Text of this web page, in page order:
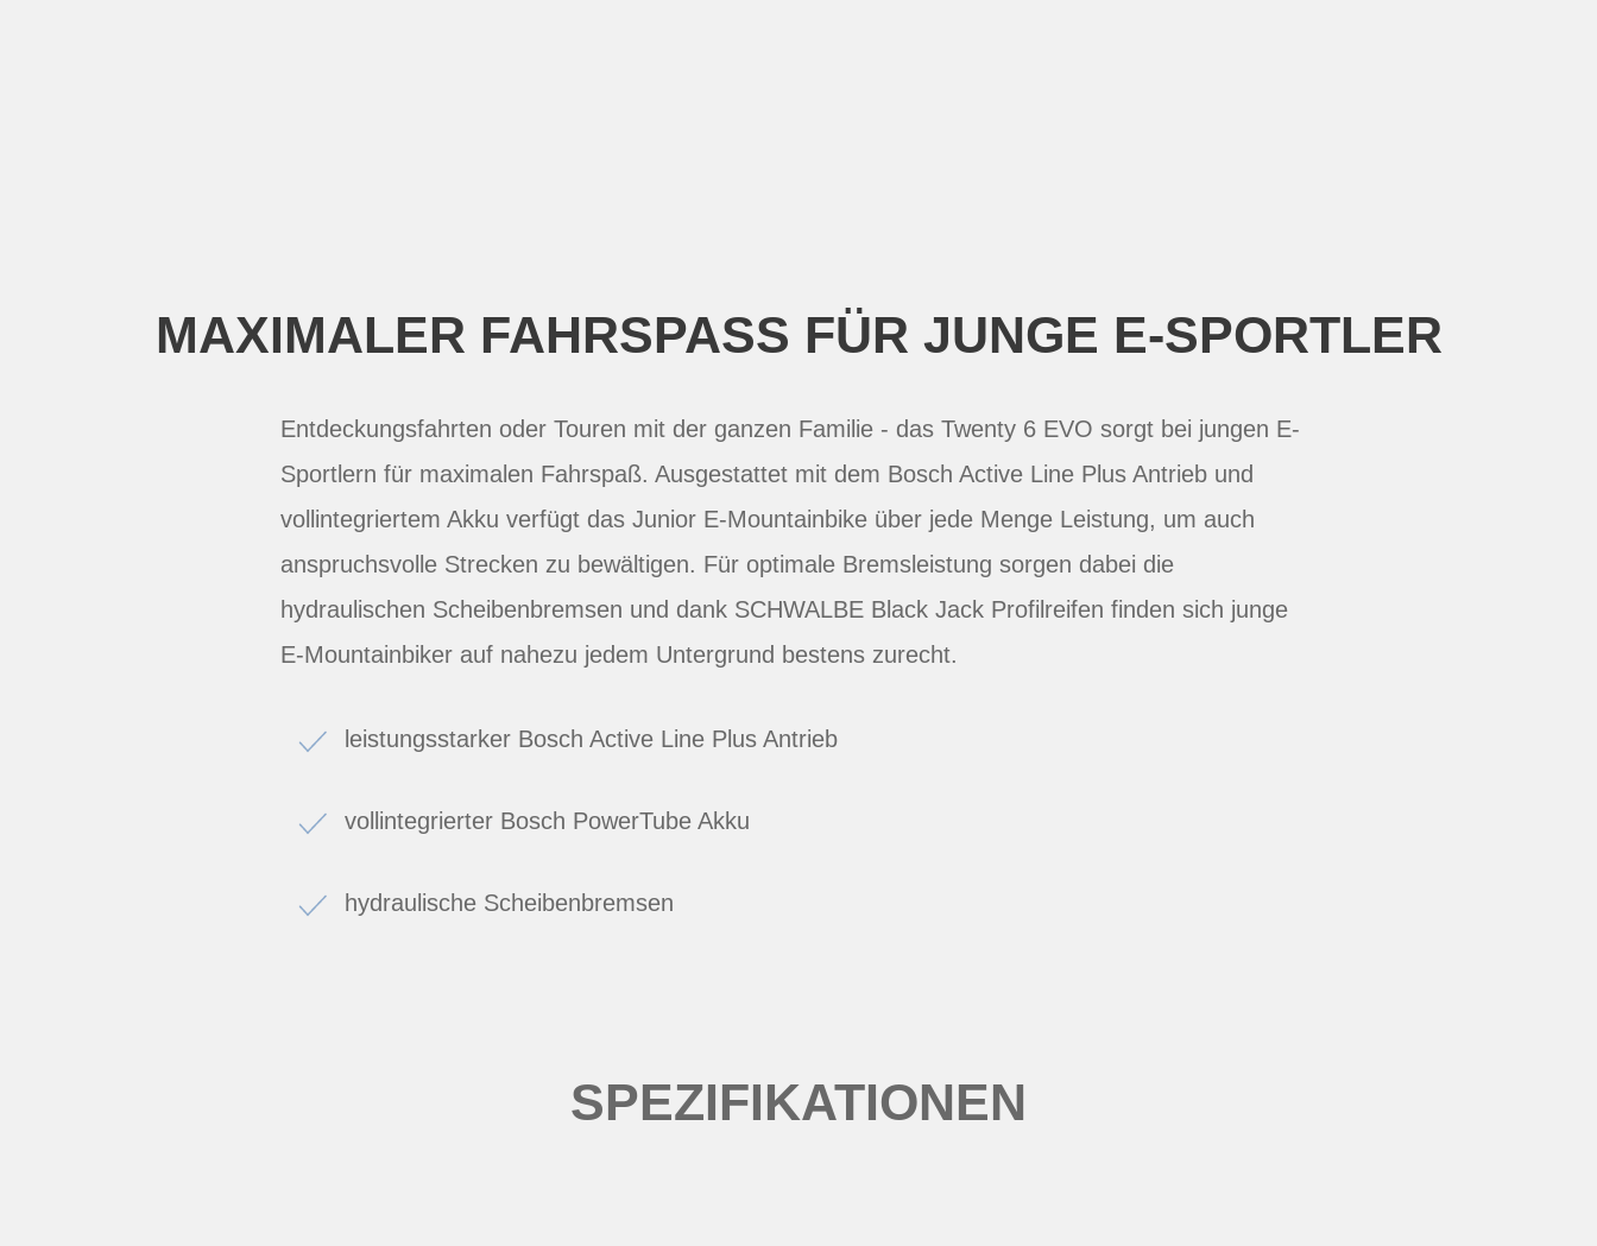
MAXIMALER FAHRSPASS FÜR JUNGE E-SPORTLER
Entdeckungsfahrten oder Touren mit der ganzen Familie - das Twenty 6 EVO sorgt bei jungen E-
Sportlern für maximalen Fahrspaß. Ausgestattet mit dem Bosch Active Line Plus Antrieb und
vollintegriertem Akku verfügt das Junior E-Mountainbike über jede Menge Leistung, um auch
anspruchsvolle Strecken zu bewältigen. Für optimale Bremsleistung sorgen dabei die
hydraulischen Scheibenbremsen und dank SCHWALBE Black Jack Profilreifen finden sich junge
E-Mountainbiker auf nahezu jedem Untergrund bestens zurecht.
leistungsstarker Bosch Active Line Plus Antrieb
vollintegrierter Bosch PowerTube Akku
hydraulische Scheibenbremsen
SPEZIFIKATIONEN